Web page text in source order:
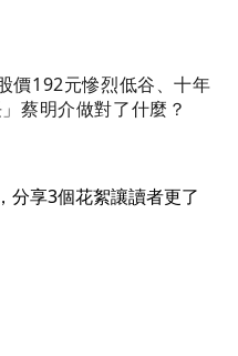
價192元慘烈低谷、十年
蔡明介做對了什麼？